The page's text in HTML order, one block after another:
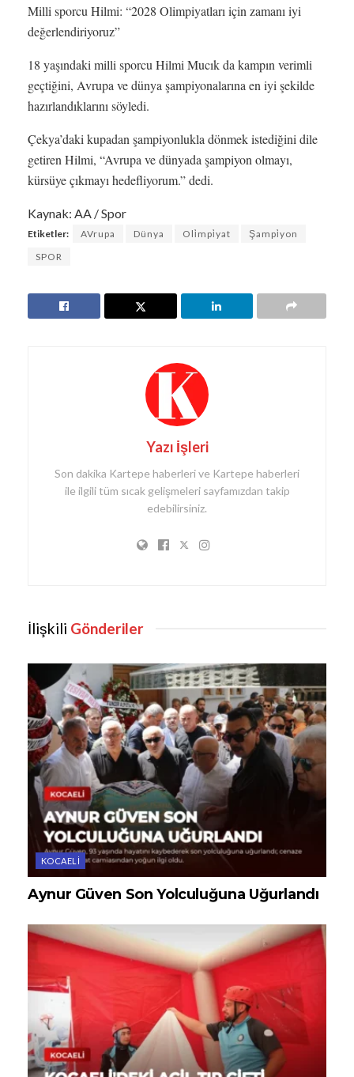
Milli sporcu Hilmi: “2028 Olimpiyatları için zamanı iyi
değerlendiriyoruz”
18 yaşındaki milli sporcu Hilmi Mucık da kampın verimli
geçtiğini, Avrupa ve dünya şampiyonalarına en iyi şekilde
hazırlandıklarını söyledi.
Çekya’daki kupadan şampiyonlukla dönmek istediğini dile
getiren Hilmi, “Avrupa ve dünyada şampiyon olmayı,
kürsüye çıkmayı hedefliyorum.” dedi.
Kaynak: AA / Spor
Etiketler: AVrupa Dünya Oli̇mpi̇yat
Şampi̇yon
SPOR
Yazı İşleri
Son dakika Kartepe haberleri ve Kartepe haberleri
ile ilgili tüm sıcak gelişmeleri sayfamızdan takip
edebilirsiniz.
İlişkili Gönderiler
KOCAELI
Aynur Güven Son Yolculuğuna Uğurlandı